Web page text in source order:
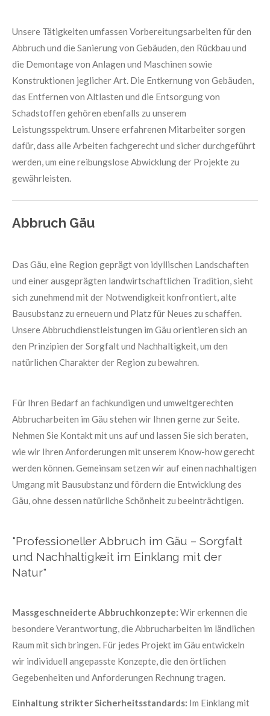
Unsere Tätigkeiten umfassen Vorbereitungsarbeiten für den
Abbruch und die Sanierung von Gebäuden, den Rückbau und
die Demontage von Anlagen und Maschinen sowie
Konstruktionen jeglicher Art. Die Entkernung von Gebäuden,
das Entfernen von Altlasten und die Entsorgung von
Schadstoffen gehören ebenfalls zu unserem
Leistungsspektrum. Unsere erfahrenen Mitarbeiter sorgen
dafür, dass alle Arbeiten fachgerecht und sicher durchgeführt
werden, um eine reibungslose Abwicklung der Projekte zu
gewährleisten.
Abbruch Gäu
Das Gäu, eine Region geprägt von idyllischen Landschaften
und einer ausgeprägten landwirtschaftlichen Tradition, sieht
sich zunehmend mit der Notwendigkeit konfrontiert, alte
Bausubstanz zu erneuern und Platz für Neues zu schaffen.
Unsere Abbruchdienstleistungen im Gäu orientieren sich an
den Prinzipien der Sorgfalt und Nachhaltigkeit, um den
natürlichen Charakter der Region zu bewahren.
Für Ihren Bedarf an fachkundigen und umweltgerechten
Abbrucharbeiten im Gäu stehen wir Ihnen gerne zur Seite.
Nehmen Sie Kontakt mit uns auf und lassen Sie sich beraten,
wie wir Ihren Anforderungen mit unserem Know-how gerecht
werden können. Gemeinsam setzen wir auf einen nachhaltigen
Umgang mit Bausubstanz und fördern die Entwicklung des
Gäu, ohne dessen natürliche Schönheit zu beeinträchtigen.
"Professioneller Abbruch im Gäu – Sorgfalt
und Nachhaltigkeit im Einklang mit der
Natur"
Massgeschneiderte Abbruchkonzepte: Wir erkennen die
besondere Verantwortung, die Abbrucharbeiten im ländlichen
Raum mit sich bringen. Für jedes Projekt im Gäu entwickeln
wir individuell angepasste Konzepte, die den örtlichen
Gegebenheiten und Anforderungen Rechnung tragen.
Einhaltung strikter Sicherheitsstandards: Im Einklang mit